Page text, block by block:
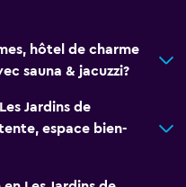
hôtel de charme
sauna & jacuzzi?
Jardins de
espace bien-